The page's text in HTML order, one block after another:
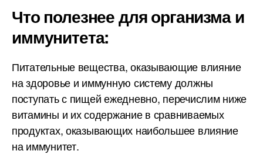
Что полезнее для организма и
иммунитета:
Питательные вещества, оказывающие влияние
на здоровье и иммунную систему должны
поступать с пищей ежедневно, перечислим ниже
витамины и их содержание в сравниваемых
продуктах, оказывающих наибольшее влияние
на иммунитет.